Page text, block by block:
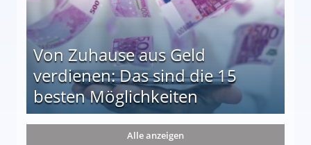
Von Zuhause aus Geld
verdienen: Das sind die 15
besten Möglichkeiten
die 15 besten Möglichkeiten
Alle anzeigen